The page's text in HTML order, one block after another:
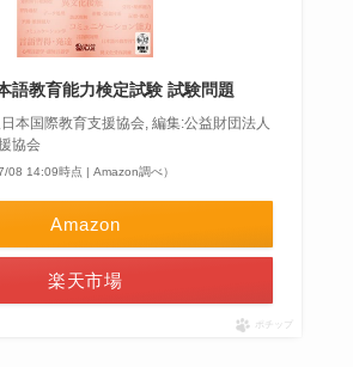
語教育能力検定試験 試験問題
本国際教育支援協会, 編集:公益財団法人
協会
08 14:09時点 | Amazon調べ）
Amazon
楽天市場
ポチップ